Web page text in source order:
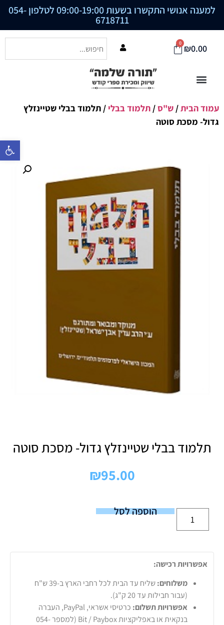
פתח סרגל
למענה אנושי התקשרו בשעות 09:00-19:00 לטלפון 054-
6718711
₪0.00
0
עמוד הבית/ ש"ס/ תלמוד בבלי / תלמוד בבלי שטיינזלץ
גדול- מסכת סוטה
תלמוד בבלי שטיינזלץ גדול- מסכת סוטה
₪95.00
הוספה לסל
אפשרויות רכישה:
משלוחים:
שליח עד הבית לכל רחבי הארץ ב-39 ש"ח
(עבור חבילות עד 20 ק"ג).
אפשרויות תשלום:
כרטיסי אשראי, PayPal, העברה
בנקאית או באפליקציות Bit / Paybox (למספר 054-